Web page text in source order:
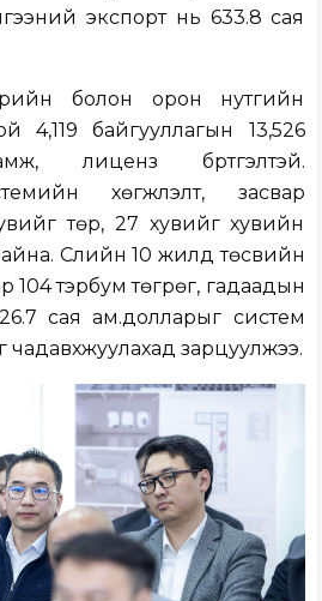
экспорт нь 633.8 сая
болон орон нутгийн
4,119 байгууллагын 13,526
лиценз бүртгэлтэй.
хөгжүүлэлт, засвар
төр, 27 хувийг хувийн
Сүүлийн 10 жилд төсвийн
104 тэрбум төгрөг, гадаадын
сая ам.долларыг систем
чадавхжуулахад зарцуулжээ.